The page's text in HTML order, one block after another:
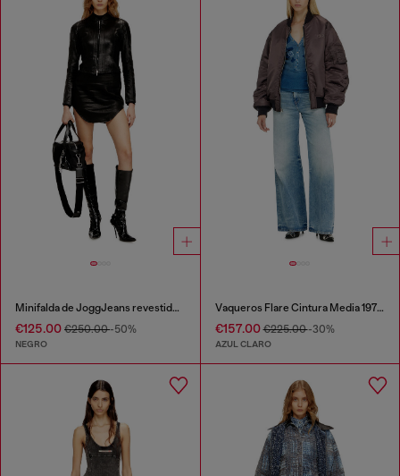
Minifalda de JoggJeans revestidos con brillo
€125.00 €250.00-50%
NEGRO
Vaqueros Flare Cintura Media 1978 D-Akemi
€157.00€225.00-30%
AZUL CLARO